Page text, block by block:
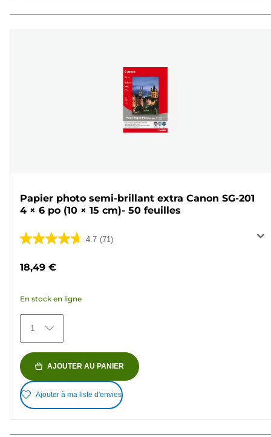
Papier photo semi-brillant extra Canon SG-201
4 × 6 po (10 × 15 cm)- 50 feuilles
4.7 (71)
4.7
5
71
avis
18,49 €
En stock en ligne
1
AJOUTER AU PANIER
Ajouter à ma liste d'envies